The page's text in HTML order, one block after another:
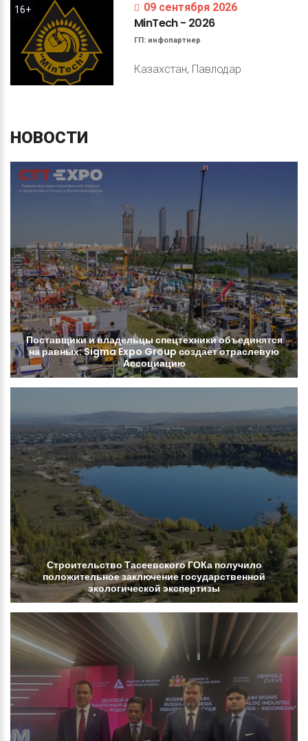
16+ 09 сентября 2026
MinTech- 2026
ГП: инфопартнер
Казахстан, Павлодар
НОВОСТИ
Поставщикиивладельцы спецтехникиобъединятся
наравных:SigmaExpo Group создаетотраслевую
Ассоциацию
СтроительствоТасеевскогоГОКаполучило
положительноезаключение государственной
экологической экспертизы